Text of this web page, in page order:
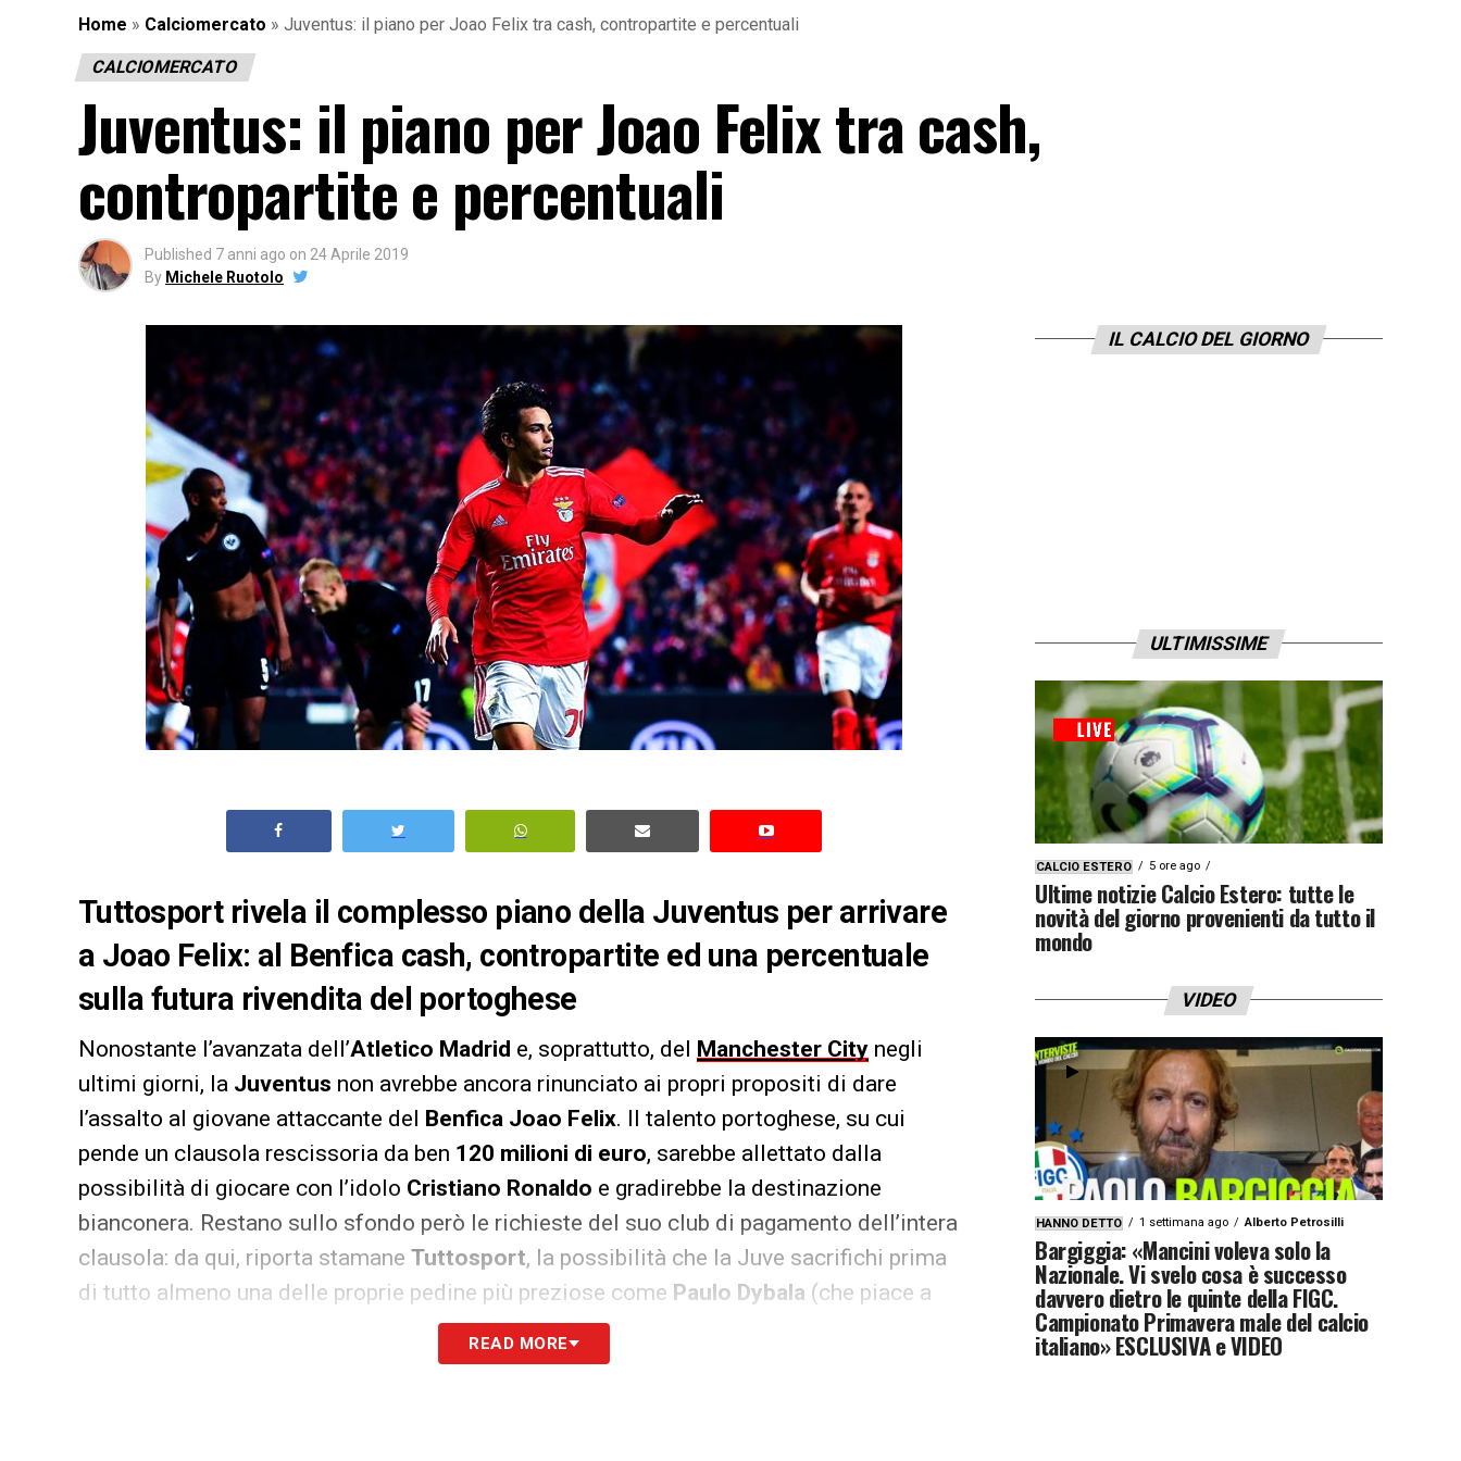
Home » Calciomercato » Juventus: il piano per Joao Felix tra cash, contropartite e percentuali
CALCIOMERCATO
Juventus: il piano per Joao Felix tra cash,
contropartite e percentuali
Published 7 anni ago on 24 Aprile 2019
By Michele Ruotolo
Tuttosport rivela il complesso piano della Juventus per arrivare
a Joao Felix: al Benfica cash, contropartite ed una percentuale
sulla futura rivendita del portoghese
Nonostante l’avanzata dell’Atletico Madrid e, soprattutto, del Manchester City negli
ultimi giorni, la Juventus non avrebbe ancora rinunciato ai propri propositi di dare
l’assalto al giovane attaccante del Benfica Joao Felix. Il talento portoghese, su cui
pende un clausola rescissoria da ben 120 milioni di euro, sarebbe allettato dalla
possibilità di giocare con l’idolo Cristiano Ronaldo e gradirebbe la destinazione
bianconera. Restano sullo sfondo però le richieste del suo club di pagamento dell’intera
clausola: da qui, riporta stamane Tuttosport, la possibilità che la Juve sacrifichi prima
di tutto almeno una delle proprie pedine più preziose come Paulo Dybala (che piace a
Bayern Monaco e Paris Saint-Germain) oDouglas Costa
City e Manchester United), per poi articolare un complesso piano con lo scopo di
READ MORE
IL CALCIO DEL GIORNO
ULTIMISSIME
CALCIO ESTERO 5 ore ago
Ultime notizie Calcio Estero: tutte le
novità del giorno provenienti da tutto il
mondo
VIDEO
HANNO DETTO 1 settimana ago Alberto Petrosilli
Bargiggia: «Mancini voleva solo la
Nazionale. Vi svelo cosa è successo
davvero dietro le quinte della FIGC.
Campionato Primavera male del calcio
italiano» ESCLUSIVA e VIDEO